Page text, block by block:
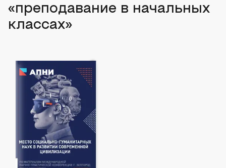
«преподавание в начальных
классах»